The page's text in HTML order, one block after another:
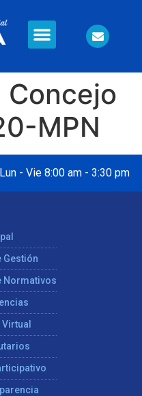
MPN
Lun - Vie 8:00 am - 3:30 pm
Gestión
Normativos